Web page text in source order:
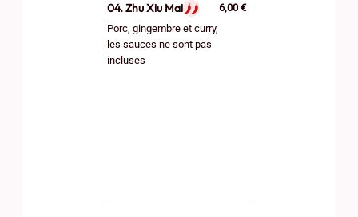
04. Zhu Xiu Mai
Porc, gingembre et curry,
les sauces ne sont pas
incluses
6,00 €